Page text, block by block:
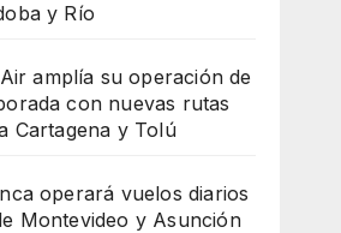
y Río
amplía su operación de
con nuevas rutas
Cartagena y Tolú
operará vuelos diarios
Montevideo y Asunción